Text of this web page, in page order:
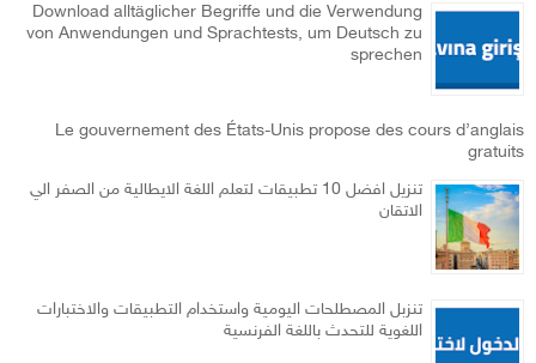
Download alltäglicher Begriffe und die Verwendung
von Anwendungen und Sprachtests, um Deutsch zu
sprechen
Le gouvernement des États-Unis propose des cours d’anglais
gratuits
تنزيل افضل 10 تطبيقات لتعلم اللغة الايطالية من الصفر الي
الاتقان
تنزبل المصطلحات اليومية واستخدام التطبيقات والاختبارات
اللغوية للتحدث باللغة الفرنسية